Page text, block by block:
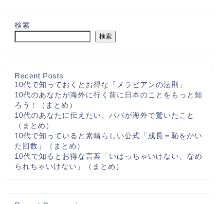
検索
検索
Recent Posts
10代で知っておくとお得な「メラビアンの法則」
10代のあなたが海外に行く前に日本のことをもっと知
ろう！（まとめ）
10代のあなたに伝えたい、パパが海外で驚いたこと
（まとめ）
10代で知っていると素晴らしい公式「成長＝恥をかい
た回数」（まとめ）
10代で知るとお得な言葉「いばっちゃいけない、なめ
られちゃいけない」（まとめ）